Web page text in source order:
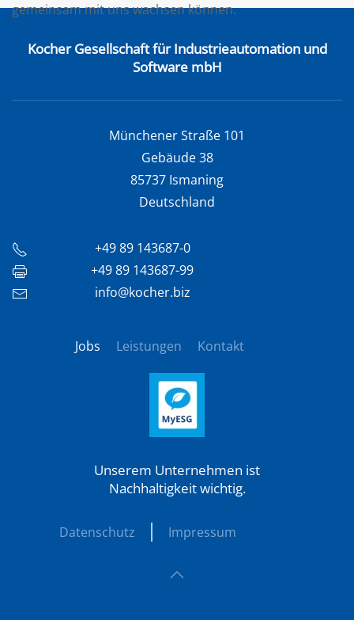
gemeinsam mit uns wachsen können.
Kocher Gesellschaft für Industrieautomation und
Software mbH
Münchener Straße 101
Gebäude 38
85737 Ismaning
Deutschland
+49 89 143687-0
+49 89 143687-99
info@kocher.biz
Jobs Leistungen Kontakt
Unserem Unternehmen ist
Nachhaltigkeit wichtig.
Datenschutz Impressum